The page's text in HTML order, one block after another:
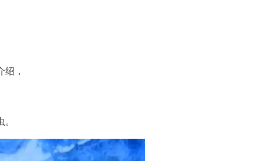
，